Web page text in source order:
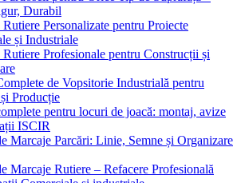
Durabil
Rutiere Personalizate pentru Proiecte
și Industriale
Rutiere Profesionale pentru Construcții și
de Vopsitorie Industrială pentru
Producție
pentru locuri de joacă: montaj, avize
ISCIR
Marcaje Parcări: Linie, Semne și Organizare
Marcaje Rutiere – Refacere Profesională